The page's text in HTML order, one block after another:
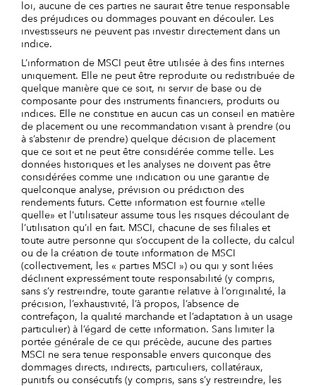
loi, aucune de ces parties ne saurait être tenue responsable
des préjudices ou dommages pouvant en découler. Les
investisseurs ne peuvent pas investir directement dans un
indice.
L’information de MSCI peut être utilisée à des fins internes
uniquement. Elle ne peut être reproduite ou redistribuée de
quelque manière que ce soit, ni servir de base ou de
composante pour des instruments financiers, produits ou
indices. Elle ne constitue en aucun cas un conseil en matière
de placement ou une recommandation visant à prendre (ou
à s’abstenir de prendre) quelque décision de placement
que ce soit et ne peut être considérée comme telle. Les
données historiques et les analyses ne doivent pas être
considérées comme une indication ou une garantie de
quelconque analyse, prévision ou prédiction des
rendements futurs. Cette information est fournie «telle
quelle» et l’utilisateur assume tous les risques découlant de
l’utilisation qu’il en fait. MSCI, chacune de ses filiales et
toute autre personne qui s’occupent de la collecte, du calcul
ou de la création de toute information de MSCI
(collectivement, les « parties MSCI ») ou qui y sont liées
déclinent expressément toute responsabilité (y compris,
sans s’y restreindre, toute garantie relative à l’originalité, la
précision, l’exhaustivité, l’à propos, l’absence de
contrefaçon, la qualité marchande et l’adaptation à un usage
particulier) à l’égard de cette information. Sans limiter la
portée générale de ce qui précède, aucune des parties
MSCI ne sera tenue responsable envers quiconque des
dommages directs, indirects, particuliers, collatéraux,
punitifs ou consécutifs (y compris, sans s’y restreindre, les